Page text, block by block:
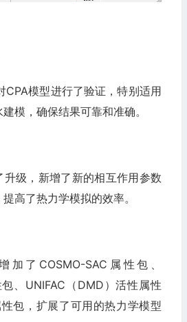
CPA模型进行了验证，特别适用
模，确保结果可靠和准确。
升级，新增了新的相互作用参数
高了热力学模拟的效率。
加了COSMO-SAC属性包、
、UNIFAC（DMD）活性属性
包，扩展了可用的热力学模型